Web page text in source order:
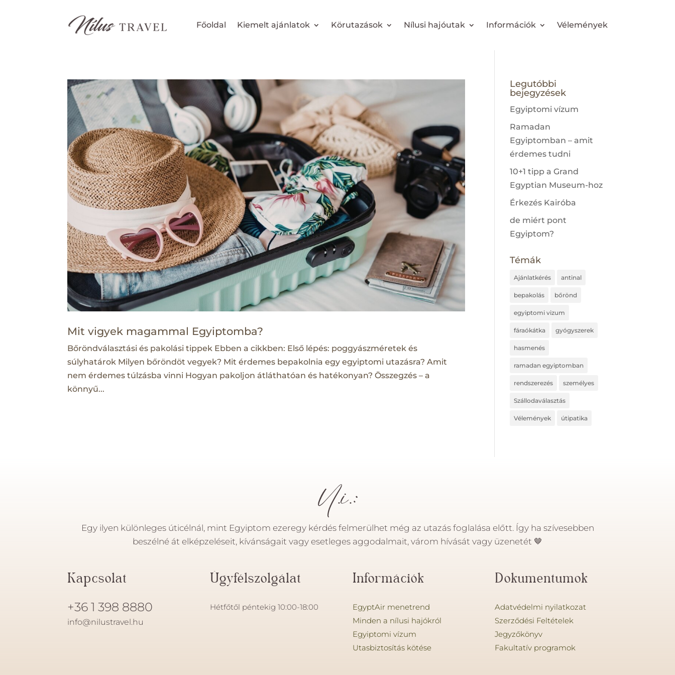
Főoldal Kiemelt ajánlatok Körutazások Nílusi hajóutak Információk Vélemények
Mit vigyek magammal Egyiptomba?
Bőröndválasztási és pakolási tippek Ebben a cikkben: Első lépés: poggyászméretek és
súlyhatárok Milyen bőröndöt vegyek? Mit érdemes bepakolnia egy egyiptomi utazásra? Amit
nem érdemes túlzásba vinni Hogyan pakoljon átláthatóan és hatékonyan? Összegzés – a
könnyű...
Legutóbbi
bejegyzések
Egyiptomi vízum
Ramadan
Egyiptomban – amit
érdemes tudni
10+1 tipp a Grand
Egyptian Museum-hoz
Érkezés Kairóba
de miért pont
Egyiptom?
Témák
Ajánlatkérés antinal
bepakolás bőrönd
egyiptomi vizum
fáraókátka gyógyszerek
hasmenés
ramadan egyiptomban
rendszerezés személyes
Szállodaválasztás
Vélemények útipatika
U.i.:
Egy ilyen különleges úticélnál, mint Egyiptom ezeregy kérdés felmerülhet még az utazás foglalása előtt. Így ha szívesebben
beszélné át elképzeléseit, kívánságait vagy esetleges aggodalmait, várom hívását vagy üzenetét 🤎
Kapcsolat
+36 1 398 8880
info@nilustravel.hu
Ügyfélszolgálat
Hétfőtől péntekig 10:00-18:00
Információk
EgyptAir menetrend
Minden a nílusi hajókról
Egyiptomi vízum
Utasbiztosítás kötése
Dokumentumok
Adatvédelmi nyilatkozat
Szerződési Feltételek
Jegyzőkönyv
Fakultatív programok